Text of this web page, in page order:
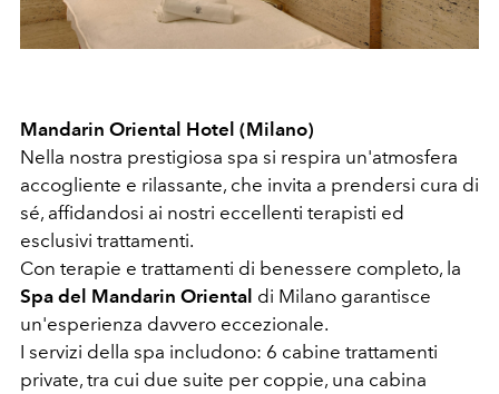
Mandarin Oriental Hotel (Milano)
Nella nostra prestigiosa spa si respira un'atmosfera
accogliente e rilassante, che invita a prendersi cura di
sé, affidandosi ai nostri eccellenti terapisti ed
esclusivi trattamenti.
Con terapie e trattamenti di benessere completo, la
Spa del Mandarin Oriental di Milano garantisce
un'esperienza davvero eccezionale.
I servizi della spa includono: 6 cabine trattamenti
private, tra cui due suite per coppie, una cabina